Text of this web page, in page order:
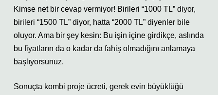
Kimse net bir cevap vermiyor! Birileri “1000 TL” diyor,
birileri “1500 TL” diyor, hatta “2000 TL” diyenler bile
oluyor. Ama bir şey kesin: Bu işin içine girdikçe, aslında
bu fiyatların da o kadar da fahiş olmadığını anlamaya
başlıyorsunuz.
Sonuçta kombi proje ücreti, gerek evin büyüklüğü